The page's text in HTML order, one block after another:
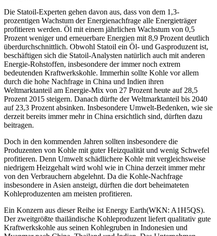
Die Statoil-Experten gehen davon aus, dass von dem 1,3-
prozentigen Wachstum der Energienachfrage alle Energieträger
profitieren werden. Öl mit einem jährlichen Wachstum von 0,5
Prozent weniger und erneuerbare Energien mit 8,9 Prozent deutlich
überdurchschnittlich. Obwohl Statoil ein Öl- und Gasproduzent ist,
beschäftigen sich die Statoil-Analysten natürlich auch mit anderen
Energie-Rohstoffen, insbesondere der immer noch extrem
bedeutenden Kraftwerkskohle. Immerhin sollte Kohle vor allem
durch die hohe Nachfrage in China und Indien ihren
Weltmarktanteil am Energie-Mix von 27 Prozent heute auf 28,5
Prozent 2015 steigern. Danach dürfte der Weltmarktanteil bis 2040
auf 23,3 Prozent absinken. Insbesondere Umwelt-Bedenken, wie sie
derzeit bereits immer mehr in China ersichtlich sind, dürften dazu
beitragen.
Doch in den kommenden Jahren sollten insbesondere die
Produzenten von Kohle mit guter Heizqualität und wenig Schwefel
profitieren. Denn Umwelt schädlichere Kohle mit vergleichsweise
niedrigem Heizgehalt wird wohl wie in China derzeit immer mehr
von den Verbrauchern abgelehnt. Da die Kohle-Nachfrage
insbesondere in Asien ansteigt, dürften die dort beheimateten
Kohleproduzenten am meisten profitieren.
Ein Konzern aus dieser Reihe ist Energy Earth(WKN: A1H5QS).
Der zweitgrößte thailändische Kohleproduzent liefert qualitativ gute
Kraftwerkskohle aus seinen Kohlegruben in Indonesien und